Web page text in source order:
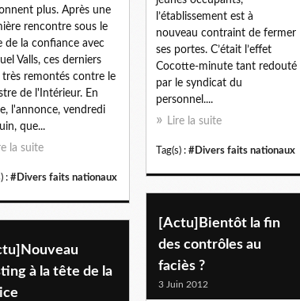
plus. Après une
rencontre sous le
de la confiance avec
Valls, ces derniers
remontés contre le
de l'Intérieur. En
l'annonce, vendredi
que...
la suite
: #Divers faits nationaux
l’établissement est à
nouveau contraint de fermer
ses portes. C’était l’effet
Cocotte-minute tant redouté
par le syndicat du
personnel....
Lire la suite
Tag(s) : #Divers faits nationaux
[Actu]Bientôt la fin
des contrôles au
faciès ?
3 Juin 2012
à la tête de la